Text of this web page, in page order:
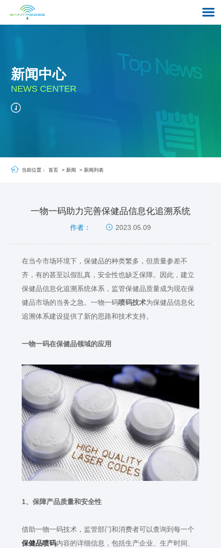
新闻中心
NEWS CENTER
当前位置： 首页 > 新闻 > 新闻列表
一物一码助力完善保健品信息化追溯系统
作者： 2023.05.09
在当今市场环境下，保健品的种类繁多，但质量参差不
齐，有的甚至以假乱真，安全性也缺乏保障。因此，建立
保健品信息化追溯系统体系，监管保健品质量成为现在保
健品市场的当务之急。一物一码喷码技术为保健品信息化
追溯体系建设提供了新的思路和技术支持。
一物一码在保健品领域的应用
1、保障产品质量和安全性
借助一物一码技术，监管部门和消费者可以查询到每一个
保健品喷码内容的详细信息，包括生产企业、生产时间、